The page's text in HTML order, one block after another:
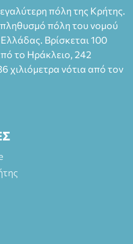
Πάπυρος (Πλατεία
39 Ιεράπετρα)
Ιεράπετρας
Οργάνωση: ΚΝΩΣΟΣ
πόλη της Κρήτης.
πληθυσμό πόλη του νομού
Βρίσκεται 100
το Ηράκλειο, 242
χιλιόμετρα νότια από τον